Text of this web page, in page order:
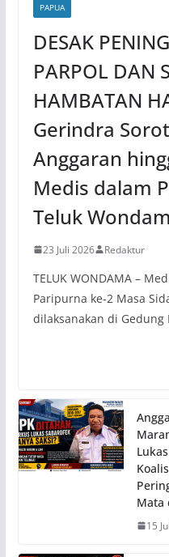
PAPUA
DESAK
PARPOL DAN
HAMBATAN
Gerindra
Anggaran
Medis dalam
Teluk
23 Juli 2026 Redaktur
TELUK WONDAMA –
Paripurna ke-2 Masa
dilaksanakan di Gedung
Mata
15